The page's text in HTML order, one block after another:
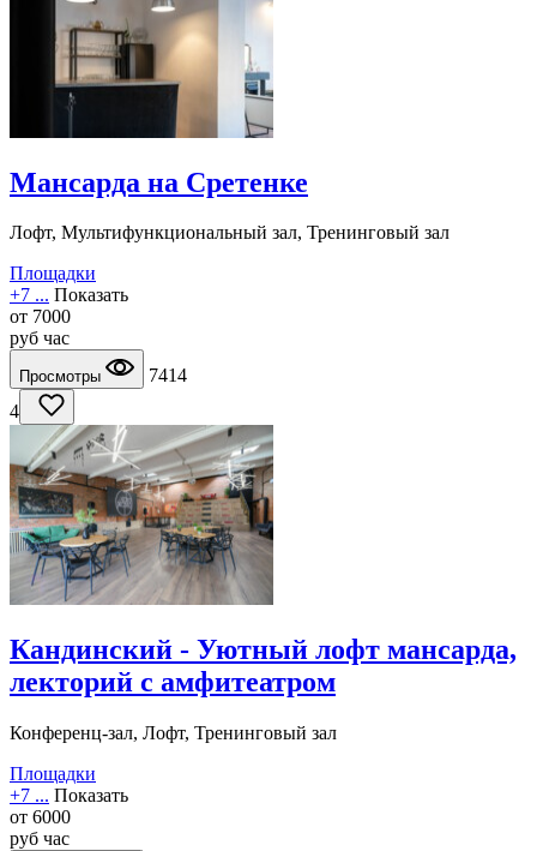
Мансарда на Сретенке
Лофт, Мультифункциональный зал, Тренинговый зал
Площадки
+7 ... Показать
от 7000
руб час
Просмотры
7414
4
Кандинский - Уютный лофт мансарда,
лекторий с амфитеатром
Конференц-зал, Лофт, Тренинговый зал
Площадки
+7 ... Показать
от 6000
руб час